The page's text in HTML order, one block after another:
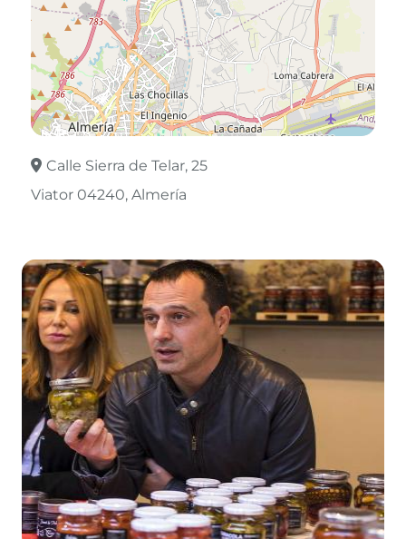
Leaflet© OpenStreetMap
Calle Sierra de Telar, 25
Viator 04240 Almería